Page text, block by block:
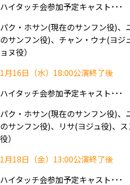
ハイタッチ会参加予定キャスト･･･
パク・ホサン(現在のサンフン役)、
のサンフン役)、チャン・ウナ(ヨジ
ョヌ役）
1月16日（水）18:00公演終了後
ハイタッチ会参加予定キャスト･･･
パク・ホサン(現在のサンフン役)、
のサンフン役)、リサ(ヨジュ役)、
役）
1月18日（金）13:00公演終了後
ハイタッチ会参加予定キャスト･･･